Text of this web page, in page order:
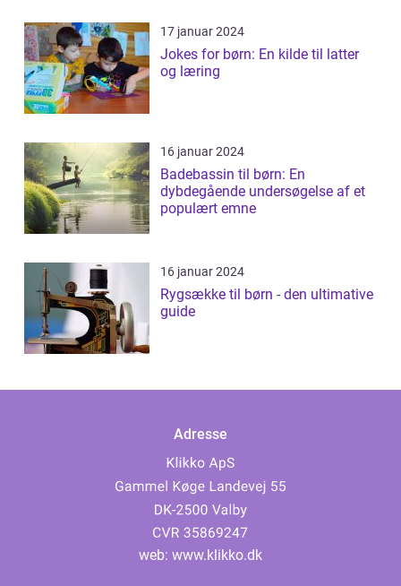
17 januar 2024
Jokes for børn: En kilde til latter
og læring
16 januar 2024
Badebassin til børn: En
dybdegående undersøgelse af et
populært emne
16 januar 2024
Rygsække til børn - den ultimative
guide
Adresse
web: www.klikko.dk